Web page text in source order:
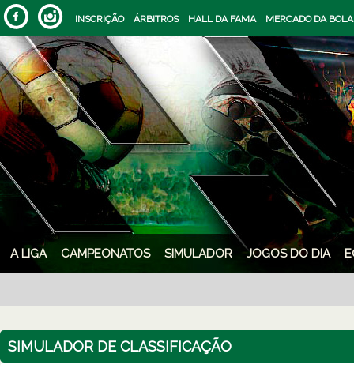
INSCRIÇÃO ÁRBITROS HALL DA FAMA MERCADO DA BOLA
A LIGA CAMPEONATOS SIMULADOR JOGOS DO DIA
SIMULADOR DE CLASSIFICAÇÃO